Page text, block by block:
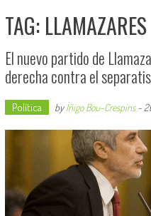
TAG: LLAMAZARES
El nuevo partido de
derecha contra el
Política byÍñigo Bou-Crespins-